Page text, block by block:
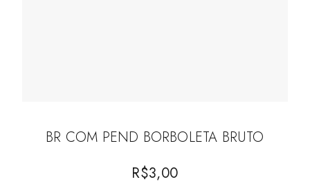
BR COM PEND BORBOLETA BRUTO
R$3,00